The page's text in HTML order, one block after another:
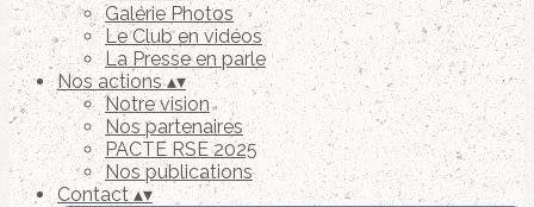
Galérie Photos
Le Club en vidéos
La Presse en parle
Nos actions▴▾
Notre vision
Nos partenaires
PACTE RSE 2025
Nos publications
Contact▴▾